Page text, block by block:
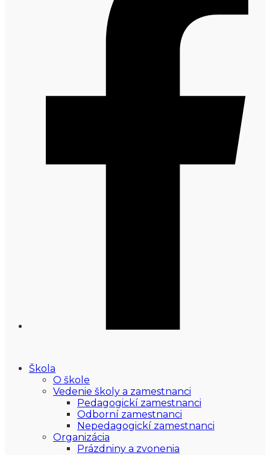
Škola
O škole
Vedenie školy a zamestnanci
Pedagogickí zamestnanci
Odborní zamestnanci
Nepedagogickí zamestnanci
Organizácia
Prázdniny a zvonenia